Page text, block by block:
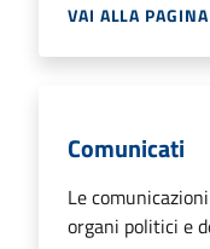
VAI ALLA PAGINA
Comunicati
Le
organi politici e